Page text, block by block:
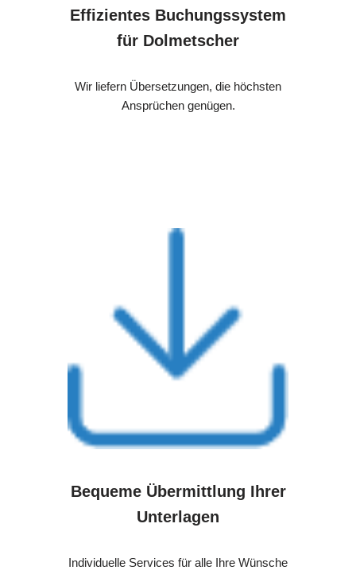
Effizientes Buchungssystem
für Dolmetscher
Wir liefern Übersetzungen, die höchsten
Ansprüchen genügen.
Bequeme Übermittlung Ihrer
Unterlagen
Individuelle Services für alle Ihre Wünsche